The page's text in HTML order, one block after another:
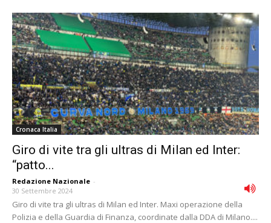
Cronaca Italia
Giro di vite tra gli ultras di Milan ed Inter:
“patto...
Redazione Nazionale -
30 Settembre 2024
Giro di vite tra gli ultras di Milan ed Inter. Maxi operazione della
Polizia e della Guardia di Finanza, coordinate dalla DDA di Milano....